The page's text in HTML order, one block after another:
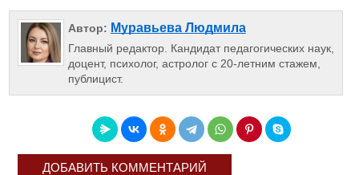
Автор: Муравьева Людмила
Главный редактор. Кандидат педагогических наук,
доцент, психолог, астролог с 20-летним стажем,
публицист.
ДОБАВИТЬ КОММЕНТАРИЙ